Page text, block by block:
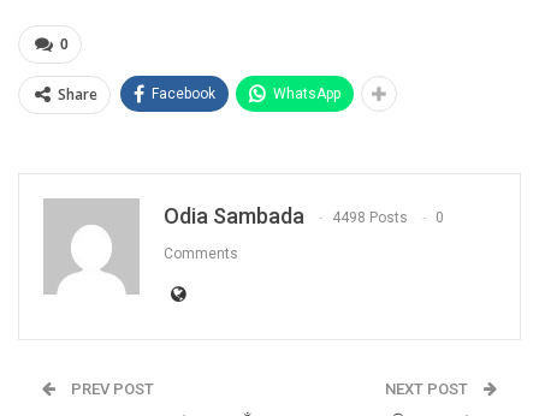
0
Share Facebook WhatsApp
Odia Sambada 4498 Posts 0
Comments
PREV POST NEXT POST